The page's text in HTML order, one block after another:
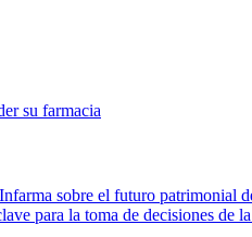
su farmacia
sobre el futuro patrimonial
para la toma de decisiones de